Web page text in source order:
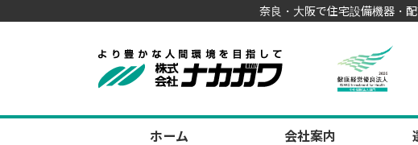
奈良・大阪で住宅設備機器・
ホーム 会社案内